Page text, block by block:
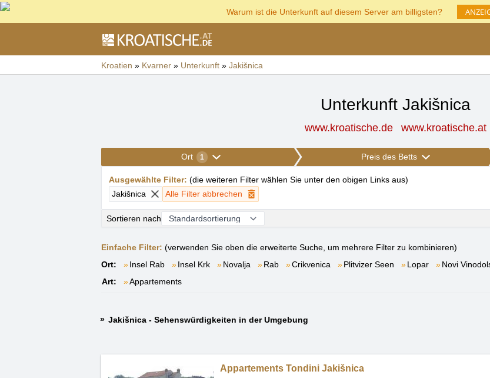
Warum ist die Unterkunft auf diesem Server am billigsten?
Kroatien » Kvarner » Unterkunft » Jakišnica
Unterkunft Jakišnica
www.kroatische.de www.kroatische.at
Ort 1 Preis des Betts
Ausgewählte Filter: (die weiteren Filter wählen Sie unter den obigen Links aus)
Jakišnica
Alle Filter abbrechen
Sortieren nach
Einfache Filter: (verwenden Sie oben die erweiterte Suche, um mehrere Filter zu kombinieren)
Ort:
Insel Rab Insel Krk Novalja Rab Crikvenica Plitvizer Seen Lopar Novi
Art:
Appartements
Jakišnica - Sehenswürdigkeiten in der Umgebung
Appartements Tondini Jakišnica